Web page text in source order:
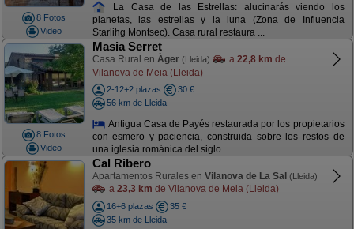
8 Fotos
Video
La Casa de las Estrellas: alucinarás viendo los
planetas, las estrellas y la luna (Zona de Influencia
Starlihg Montsec). Casa rural restaura ...
8 Fotos
Video
Masia Serret
Casa Rural en Àger (Lleida) a 22,8 km de
Vilanova de Meia (Lleida)
2-12+2 plazas
30 €
56 km de Lleida
Antigua Casa de Payés restaurada por los propietarios
con esmero y paciencia, construida sobre los restos de
una iglesia románica del siglo ...
Cal Ribero
Apartamentos Rurales en Vilanova de La Sal (Lleida)
a 23,3 km de Vilanova de Meia (Lleida)
16+6 plazas
35 €
35 km de Lleida